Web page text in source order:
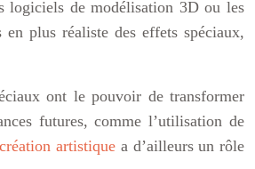
logiciels de modélisation 3D ou les
plus réaliste des effets spéciaux,
ont le pouvoir de transformer
futures, comme l’utilisation de
artistique a d’ailleurs un rôle